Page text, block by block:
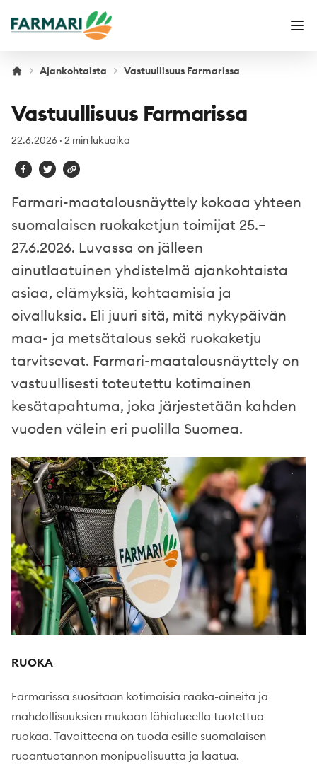
Farmari
Ajankohtaista Vastuullisuus Farmarissa
Vastuullisuus Farmarissa
22.6.2026 · 2 min lukuaika
Farmari-maatalousnäyttely kokoaa yhteen
suomalaisen ruokaketjun toimijat 25.–
27.6.2026. Luvassa on jälleen
ainutlaatuinen yhdistelmä ajankohtaista
asiaa, elämyksiä, kohtaamisia ja
oivalluksia. Eli juuri sitä, mitä nykypäivän
maa- ja metsätalous sekä ruokaketju
tarvitsevat. Farmari-maatalousnäyttely on
vastuullisesti toteutettu kotimainen
kesätapahtuma, joka järjestetään kahden
vuoden välein eri puolilla Suomea.
RUOKA
Farmarissa suositaan kotimaisia raaka-aineita ja
mahdollisuuksien mukaan lähialueella tuotettua
ruokaa. Tavoitteena on tuoda esille suomalaisen
ruoantuotannon monipuolisuutta ja laatua.